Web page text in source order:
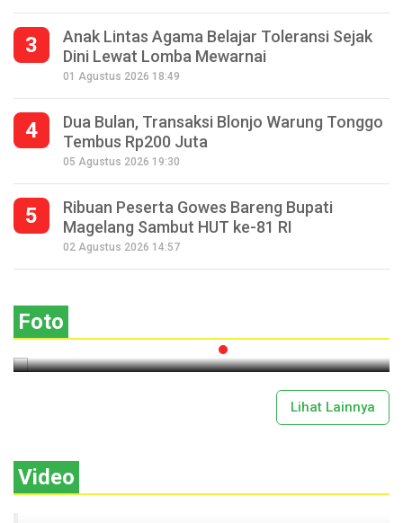
3
Anak Lintas Agama Belajar Toleransi Sejak
Dini Lewat Lomba Mewarnai
01 Agustus 2026 18:49
4
Dua Bulan, Transaksi Blonjo Warung Tonggo
Tembus Rp200 Juta
05 Agustus 2026 19:30
5
Ribuan Peserta Gowes Bareng Bupati
Magelang Sambut HUT ke-81 RI
02 Agustus 2026 14:57
Foto
Seperempat Abad Perhelatan Festival
Lima Gunung XXV Kobarkan Semangat
Lihat Lainnya
Video